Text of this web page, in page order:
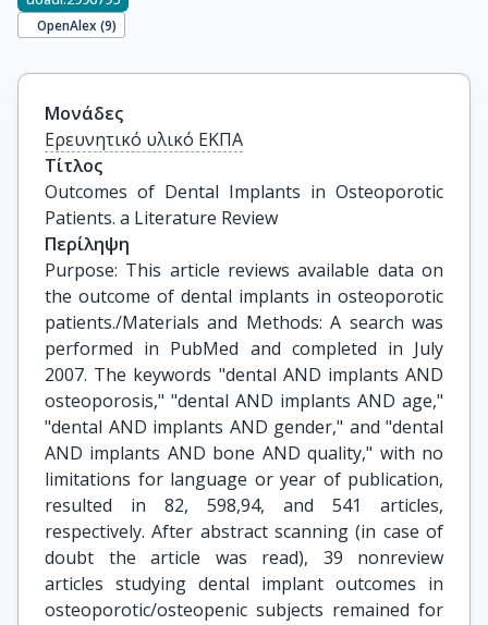
OpenAlex (9)
Μονάδες
Ερευνητικό υλικό ΕΚΠΑ
Τίτλος
Outcomes of Dental Implants in Osteoporotic
Patients. a Literature Review
Περίληψη
Purpose: This article reviews available data on
the outcome of dental implants in osteoporotic
patients./Materials and Methods: A search was
performed in PubMed and completed in July
2007. The keywords "dental AND implants AND
osteoporosis," "dental AND implants AND age,"
"dental AND implants AND gender," and "dental
AND implants AND bone AND quality," with no
limitations for language or year of publication,
resulted in 82, 598,94, and 541 articles,
respectively. After abstract scanning (in case of
doubt the article was read), 39 nonreview
articles studying dental implant outcomes in
osteoporotic/osteopenic subjects remained for